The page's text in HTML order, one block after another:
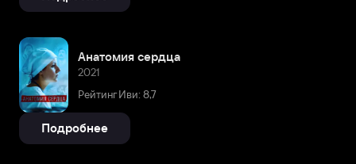
Анатомия сердца
2021
Рейтинг Иви: 8,7
Подробнее